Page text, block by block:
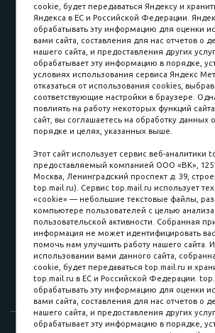
Карьера в компании
Принимаем к оплате
Наличные
пл. Соляная, 6, стр. 16
8 (3822) 60-70-30
8 (3822) 50-39-09
8 (3822) 22-77-68
8 (3822) 50-48-50
8 (3822) 65-42-10
cookie, будет передаваться Яндексу и
Яндекса в ЕС и Российской Федерации.
обрабатывать эту информацию для оценки
вами сайта, составления для нас отчетов о
нашего сайта, и предоставления других
обрабатывает эту информацию в порядке,
условиях использования сервиса Яндекс
отказаться от использования cookies, выбрав
соответствующие настройки в браузере.
повлиять на работу некоторых функций
сайт, вы соглашаетесь на обработку данных
порядке и целях, указанных выше.
Этот сайт использует сервис веб-аналитики
предоставляемый компанией ООО «ВК»,
Москва, Ленинградский проспект д. 39,
top.mail.ru). Сервис top.mail.ru использует
«cookie» — небольшие текстовые файлы,
компьютере пользователей с целью анализа
пользовательской активности. Собранная
информация не может идентифицировать
помочь нам улучшить работу нашего сайта.
использовании вами данного сайта,
cookie, будет передаваться top.mail.ru и
top.mail.ru в ЕС и Российской Федерации.
обрабатывать эту информацию для оценки
вами сайта, составления для нас отчетов о
нашего сайта, и предоставления других
обрабатывает эту информацию в порядке,